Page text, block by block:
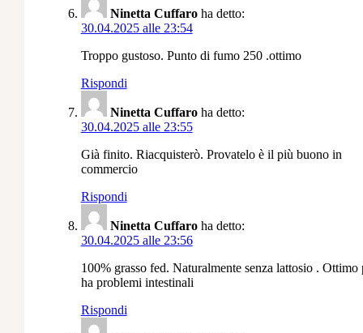
Ninetta Cuffaro ha detto:
30.04.2025 alle 23:54
Troppo gustoso. Punto di fumo 250 .ottimo
Rispondi
Ninetta Cuffaro ha detto:
30.04.2025 alle 23:55
Già finito. Riacquisterò. Provatelo è il più buono in
commercio
Rispondi
Ninetta Cuffaro ha detto:
30.04.2025 alle 23:56
100% grasso fed. Naturalmente senza lattosio . Ottimo
ha problemi intestinali
Rispondi